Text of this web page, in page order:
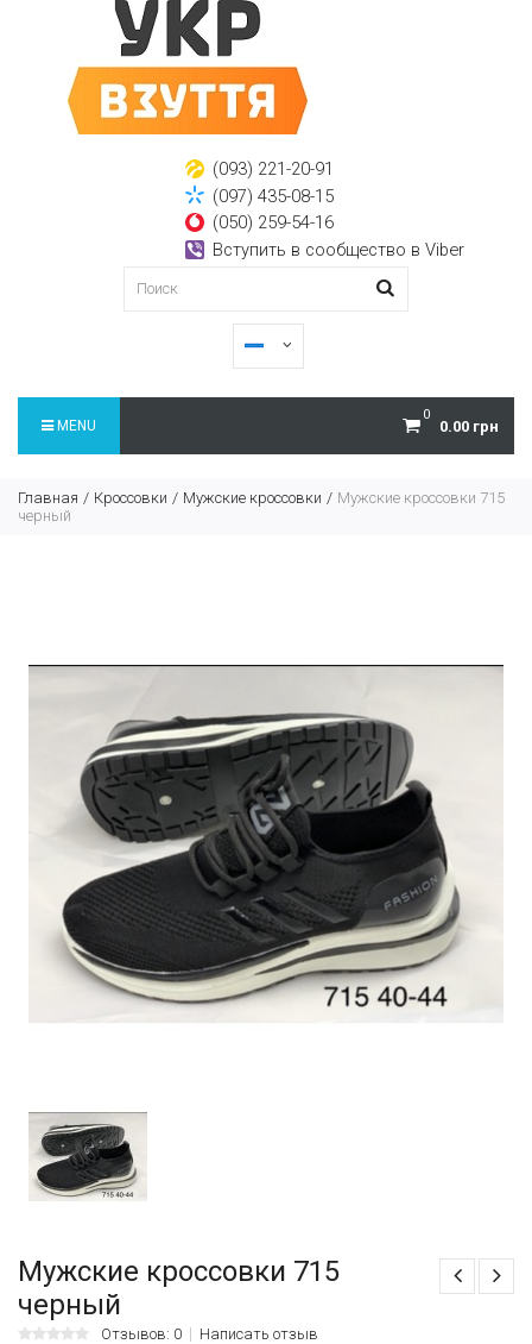
(093) 221-20-91
(097) 435-08-15
(050) 259-54-16
Вступить в сообщество в Viber
0
0.00 грн
MENU
Главная Кроссовки Мужские кроссовки
Мужские кроссовки 715
черный
Мужские кроссовки 715
черный
Отзывов: 0 Написать отзыв